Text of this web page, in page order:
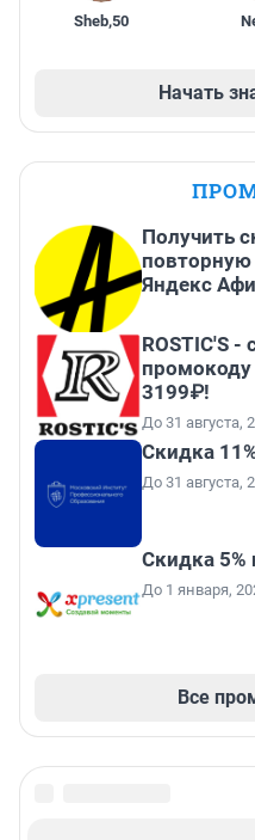
Sheb,50
Начать
Получить
повторную
Яндекс
ROSTIC'S -
промокоду
3199₽!
До 31 августа,
Скидка
До 31 августа,
Скидка 5%
До 1 января,
Все